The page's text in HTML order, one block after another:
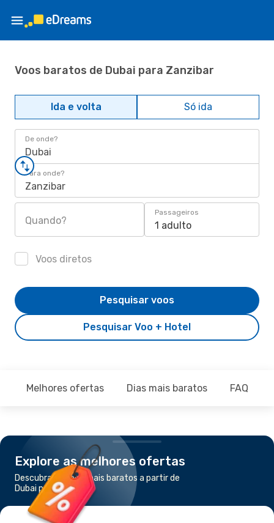
Voos baratos de Dubai para Zanzibar
Ida e volta Só ida
De onde?
Dubai
Para onde?
Zanzibar
Quando?
Passageiros
1 adulto
Voos diretos
Pesquisar Voo + Hotel
Pesquisar voos
Melhores ofertas Dias mais baratos FAQ
Explore as melhores ofertas
Descubra os voos mais baratos a partir de
Dubai para Zanzibar